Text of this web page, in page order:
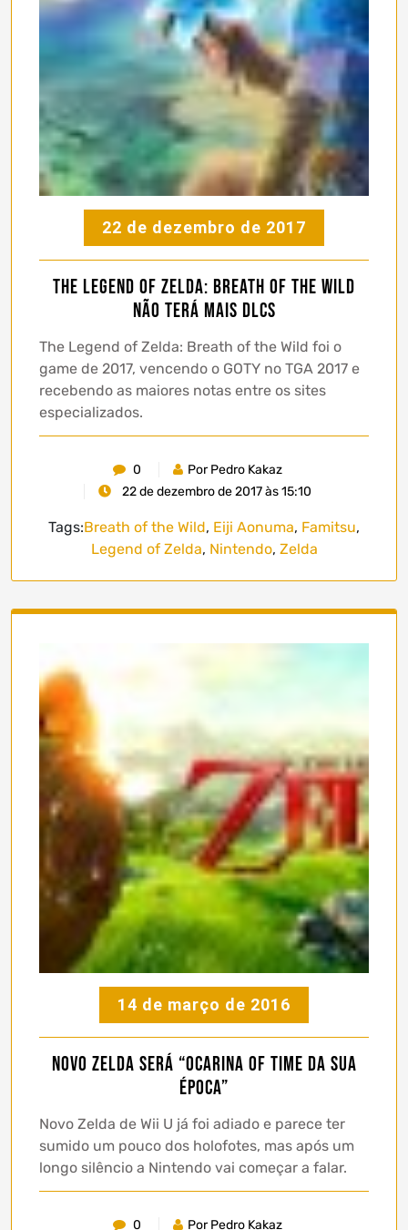
22 de dezembro de 2017
The Legend of Zelda: Breath of the Wild
não terá mais DLCs
The Legend of Zelda: Breath of the Wild foi o
game de 2017, vencendo o GOTY no TGA 2017 e
recebendo as maiores notas entre os sites
especializados.
0
Por Pedro Kakaz
22 de dezembro de 2017 às 15:10
Tags:Breath of the Wild, Eiji Aonuma, Famitsu,
Legend of Zelda, Nintendo, Zelda
14 de março de 2016
Novo Zelda será “Ocarina of Time da sua
época”
Novo Zelda de Wii U já foi adiado e parece ter
sumido um pouco dos holofotes, mas após um
longo silêncio a Nintendo vai começar a falar.
0
Por Pedro Kakaz